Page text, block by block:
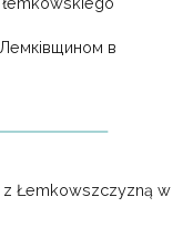
Лемківщином в
z Łemkowszczyzną w